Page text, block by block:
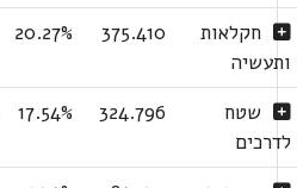
חקלאות
ותעשיה
375.410
20.27%
שטח
לדרכים
324.796
17.54%